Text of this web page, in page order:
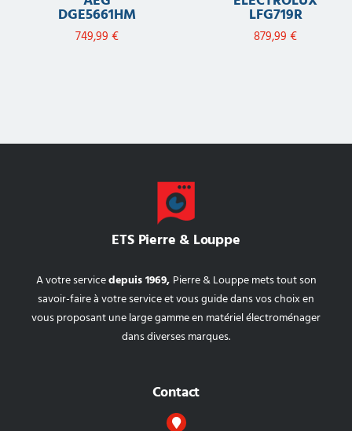
DGE5661HM
749,99 €
LFG719R
879,99 €
ETS Pierre & Louppe
A votre servicedepuis 1969, Pierre & Louppe mets tout son
savoir-faire à votre service et vous guide dans vos choix en
vous proposant une large gamme en matériel électroménager
dans diverses marques.
Contact